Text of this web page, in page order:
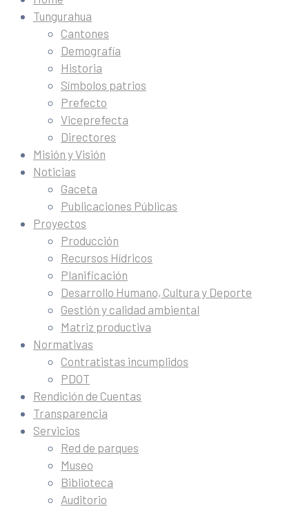
Tungurahua
Cantones
Demografía
Historia
Símbolos patrios
Prefecto
Viceprefecta
Directores
Misión y Visión
Noticias
Gaceta
Publicaciones Públicas
Proyectos
Producción
Recursos Hídricos
Planificación
Desarrollo Humano, Cultura y Deporte
Gestión y calidad ambiental
Matriz productiva
Normativas
Contratistas incumplidos
PDOT
Rendición de Cuentas
Transparencia
Servicios
Red de parques
Museo
Biblioteca
Auditorio